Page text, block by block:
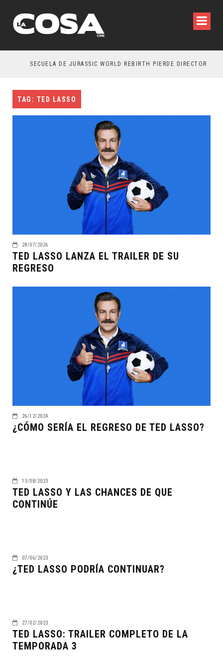
SECUELA DE JURASSIC WORLD REBIRTH PIERDE DIRECTOR
TAG: TED LASSO
28/07/2026
TED LASSO LANZA EL TRAILER DE SU
REGRESO
26/12/2024
¿CÓMO SERÍA EL REGRESO DE TED LASSO?
13/08/2023
TED LASSO Y LAS CHANCES DE QUE
CONTINÚE
07/06/2023
¿TED LASSO PODRÍA CONTINUAR?
27/02/2023
TED LASSO: TRAILER COMPLETO DE LA
TEMPORADA 3